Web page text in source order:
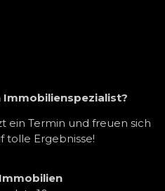
Immobilienspezialist?
ein Termin und freuen sich
tolle Ergebnisse!